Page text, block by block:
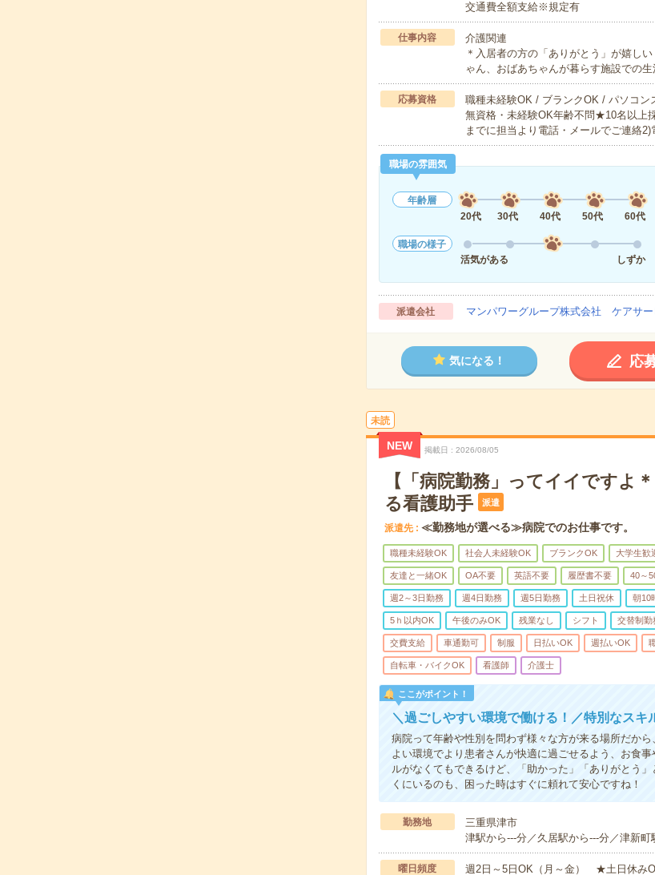
交通費全額支給※規定有
仕事内容
介護関連
＊入居者の方の「ありがとう」が嬉し
ゃん、おばあちゃんが暮らす施設での
応募資格
職種未経験OK / ブランクOK / パソコン
無資格・未経験OK年齢不問★10名以上
までに担当より電話・メールでご連絡
職場の雰囲気
年齢層
20代
30代 40代 50代 60代
職場の様子
活気がある
しずか
派遣会社 マンパワーグループ株式会社 ケアサ
気になる！ 応
未読
NEW 掲載日 2026/08/05
【「病院勤務」ってイイですよ
る看護助手
派遣
派遣先 ≪勤務地が選べる≫病院でのお仕事です。
職種未経験OK 社会人未経験OK ブランクOK 大学生歓
友達と一緒OK OA不要 英語不要 履歴書不要 40～
週2～3日勤務 週4日勤務 週5日勤務 土日祝休 朝10
5ｈ以内OK 午後のみOK 残業なし シフト 交替制勤
交費支給 車通勤可 制服 日払いOK 週払いOK
自転車・バイクOK 看護師 介護士
ここがポイント！
＼過ごしやすい環境で働ける！／特別なス
病院って年齢や性別を問わず様々な方が来る場所だか
よい環境でより患者さんが快適に過ごせるよう、お食
ルがなくてもできるけど、「助かった」「ありがとう
くにいるのも、困った時はすぐに頼れて安心ですね！
勤務地
三重県津市
津駅から---分／久居駅から---分／津新
曜日頻度 週2日～5日OK（月～金） ★土日休み